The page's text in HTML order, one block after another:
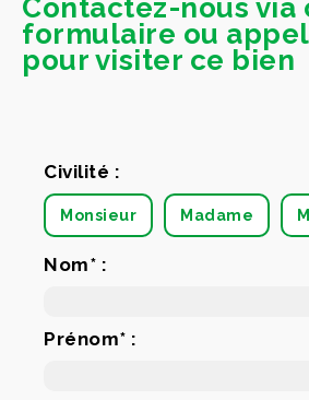
Contactez-nous via
formulaire ou
pour visiter ce bien
Civilité :
Monsieur Madame
Nom* :
Prénom* :